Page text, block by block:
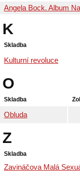
Angela Bock. Album
K
Skladba
Kulturní revoluce
O
Skladba
Obluda
Z
Skladba
Zavináčova Malá